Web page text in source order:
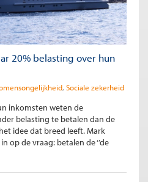
20% belasting over hun
Sociale zekerheid
inkomsten weten de
belasting te betalen dan de
idee dat breed leeft. Mark
op de vraag: betalen de ‘’de